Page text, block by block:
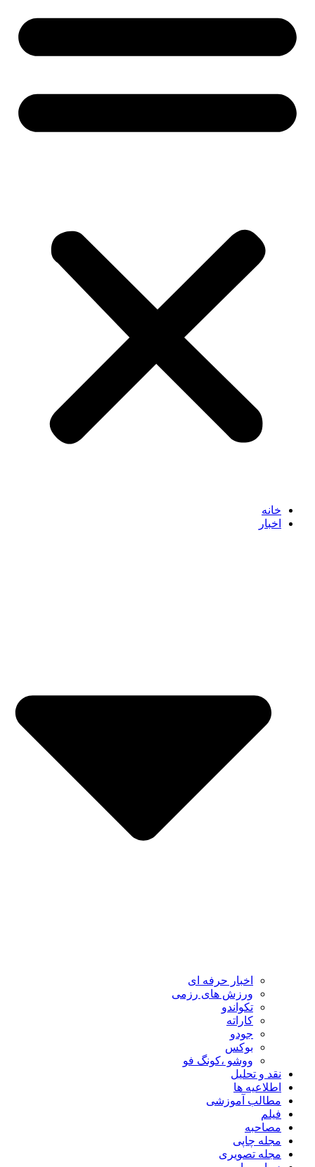
خانه
اخبار
اخبار حرفه ای
ورزش های رزمی
تکواندو
کاراته
جودو
بوکس
ووشو ،کونگ فو
نقد و تحلیل
اطلاعیه ها
مطالب آموزشی
فیلم
مصاحبه
مجله چاپی
مجله تصویری